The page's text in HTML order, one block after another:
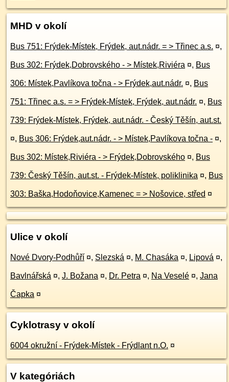
MHD v okolí
Bus 751: Frýdek-Místek, Frýdek, aut.nádr. = > Třinec a.s. ¤,
Bus 302: Frýdek,Dobrovského - > Místek,Riviéra ¤, Bus
306: Místek,Pavlíkova točna - > Frýdek,aut.nádr. ¤, Bus
751: Třinec a.s. = > Frýdek-Místek, Frýdek, aut.nádr. ¤, Bus
739: Frýdek-Místek, Frýdek, aut.nádr. - Český Těšín, aut.st.
¤, Bus 306: Frýdek,aut.nádr. - > Místek,Pavlíkova točna - ¤,
Bus 302: Místek,Riviéra - > Frýdek,Dobrovského ¤, Bus
739: Český Těšín, aut.st. - Frýdek-Místek, poliklinika ¤, Bus
303: Baška,Hodoňovice,Kamenec = > Nošovice, střed ¤
Ulice v okolí
Nové Dvory-Podhůří ¤, Slezská ¤, M. Chasáka ¤, Lipová ¤,
Bavlnářská ¤, J. Božana ¤, Dr. Petra ¤, Na Veselé ¤, Jana
Čapka ¤
Cyklotrasy v okolí
6004 okružní - Frýdek-Místek - Frýdlant n.O. ¤
V kategóriách